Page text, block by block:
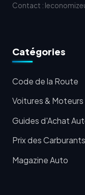
Contact :
Catégories
Code de la Route
Voitures & Moteurs
Guides d'Achat
Prix des Carburants
Magazine Auto